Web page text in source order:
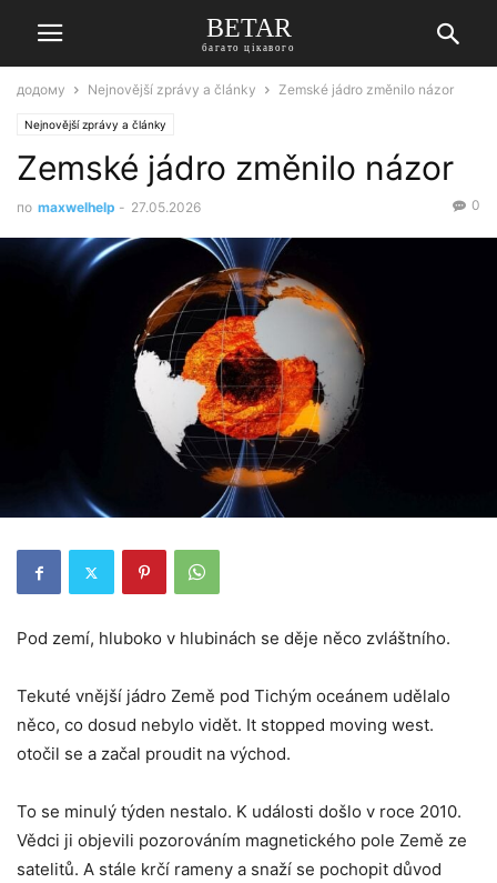
BETAR
багато цікавого
додому Nejnovější zprávy a články Zemské jádro změnilo názor
Nejnovější zprávy a články
Zemské jádro změnilo názor
по maxwelhelp - 27.05.2026 0
Pod zemí, hluboko v hlubinách se děje něco zvláštního.
Tekuté vnější jádro Země pod Tichým oceánem udělalo
něco, co dosud nebylo vidět. It stopped moving west.
otočil se a začal proudit na východ.
To se minulý týden nestalo. K události došlo v roce 2010.
Vědci ji objevili pozorováním magnetického pole Země ze
satelitů. A stále krčí rameny a snaží se pochopit důvod